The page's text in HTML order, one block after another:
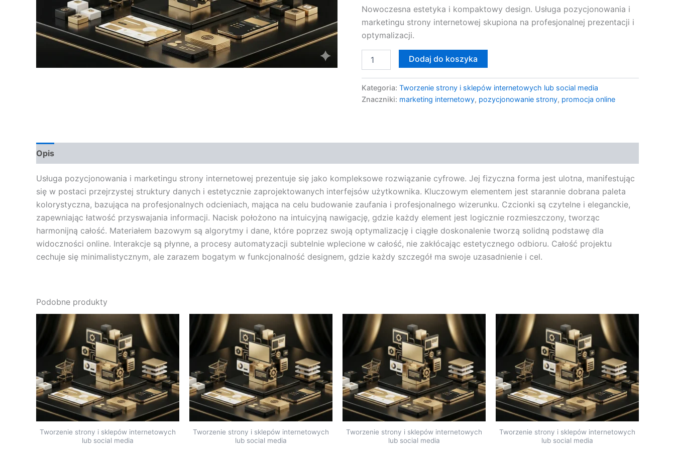
Nowoczesna estetyka i kompaktowy design. Usługa pozycjonowania i
marketingu strony internetowej skupiona na profesjonalnej prezentacji i
optymalizacji.
Dodaj do koszyka
Kategoria: Tworzenie strony i sklepów internetowych lub social media
Znaczniki: marketing internetowy, pozycjonowanie strony, promocja online
Opis
Usługa pozycjonowania i marketingu strony internetowej prezentuje się jako kompleksowe rozwiązanie cyfrowe. Jej fizyczna forma jest ulotna, manifestując
się w postaci przejrzystej struktury danych i estetycznie zaprojektowanych interfejsów użytkownika. Kluczowym elementem jest starannie dobrana paleta
kolorystyczna, bazująca na profesjonalnych odcieniach, mająca na celu budowanie zaufania i profesjonalnego wizerunku. Czcionki są czytelne i eleganckie,
zapewniając łatwość przyswajania informacji. Nacisk położono na intuicyjną nawigację, gdzie każdy element jest logicznie rozmieszczony, tworząc
harmonijną całość. Materiałem bazowym są algorytmy i dane, które poprzez swoją optymalizację i ciągłe doskonalenie tworzą solidną podstawę dla
widoczności online. Interakcje są płynne, a procesy automatyzacji subtelnie wplecione w całość, nie zakłócając estetycznego odbioru. Całość projektu
cechuje się minimalistycznym, ale zarazem bogatym w funkcjonalność designem, gdzie każdy szczegół ma swoje uzasadnienie i cel.
Podobne produkty
Tworzenie strony i sklepów internetowych
lub social media
Tworzenie strony i sklepów internetowych
lub social media
Tworzenie strony i sklepów internetowych
lub social media
Tworzenie strony i sklepów internetowych
lub social media